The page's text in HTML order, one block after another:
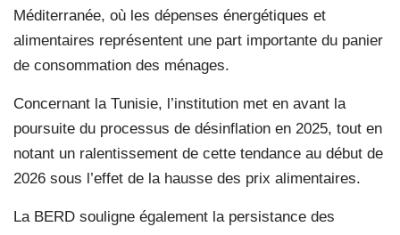
Méditerranée, où les dépenses énergétiques et
alimentaires représentent une part importante du panier
de consommation des ménages.
Concernant la Tunisie, l’institution met en avant la
poursuite du processus de désinflation en 2025, tout en
notant un ralentissement de cette tendance au début de
2026 sous l’effet de la hausse des prix alimentaires.
La BERD souligne également la persistance des